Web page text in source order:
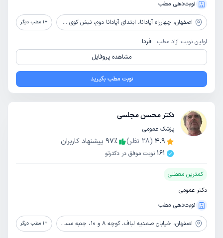
نوبت‌دهی مطب
اصفهان، چهارراه آپادانا، ابتدای آپادانا دوم، نبش کوی شاداب +
1 مطب دیگر
اولین نوبت آزاد مطب: فردا
مشاهده پروفایل
نوبت مطب بگیرید
دکتر محسن مجلسی
پزشک عمومی
4.9
(
28 نظر) 97٪
پیشنهاد کاربران
161 نوبت موفق در دکترتو
کمترین معطلی
دکتر عمومی
نوبت‌دهی مطب
اصفهان، خیابان صمدیه لباف، کوچه 8 و 10، جنبه مسجد و حسینیه قمر بنی هاشم، ساختمان پزشکی نور +
1 مطب دیگر